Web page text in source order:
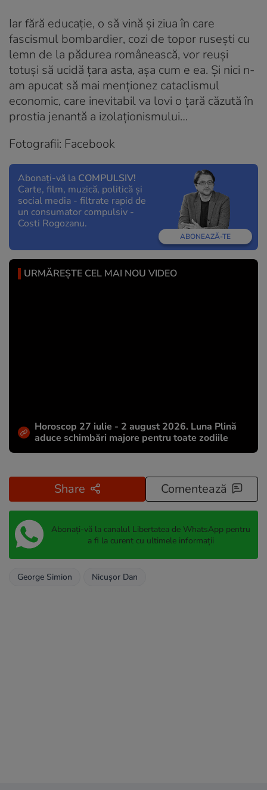
Iar fără educație, o să vină și ziua în care
fascismul bombardier, cozi de topor rusești cu
lemn de la pădurea românească, vor reuși
totuși să ucidă țara asta, așa cum e ea. Și nici n-
am apucat să mai menționez cataclismul
economic, care inevitabil va lovi o țară căzută în
prostia jenantă a izolaționismului…
Fotografii: Facebook
Abonați-vă la COMPULSIV!
Carte, film, muzică, politică și
social media - filtrate rapid de
un consumator compulsiv -
Costi Rogozanu.
ABONEAZĂ-TE
URMĂREȘTE CEL MAI NOU VIDEO
Horoscop 27 iulie - 2 august 2026. Luna Plină
aduce schimbări majore pentru toate zodiile
Share Comentează
Abonați-vă la canalul Libertatea de WhatsApp pentru
a fi la curent cu ultimele informații
George Simion Nicușor Dan